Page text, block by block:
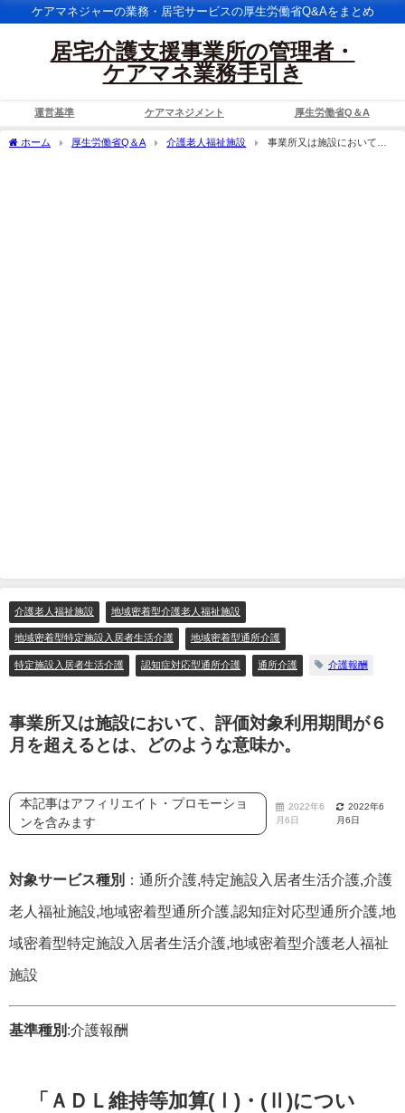
ケアマネジャーの業務・居宅サービスの厚生労働省Q&Aをまとめ
居宅介護支援事業所の管理者・
ケアマネ業務手引き
運営基準 ケアマネジメント 厚生労働省Q＆A
ホーム 厚生労働省Q＆A 介護老人福祉施設
事業所又は施設において、
介護老人福祉施設 地域密着型介護老人福祉施設
地域密着型特定施設入居者生活介護 地域密着型通所介護
特定施設入居者生活介護 認知症対応型通所介護 通所介護 介護報酬
事業所又は施設において、評価対象利用期間が６
月を超えるとは、どのような意味か。
本記事はアフィリエイト・プロモーショ
ンを含みます
2022年6
月6日
2022年6
月6日
対象サービス種別 ：通所介護,特定施設入居者生活介護,介護
老人福祉施設,地域密着型通所介護,認知症対応型通所介護,地
域密着型特定施設入居者生活介護,地域密着型介護老人福祉
施設
基準種別 :介護報酬
「ＡＤＬ維持等加算(Ⅰ)・(Ⅱ)につい